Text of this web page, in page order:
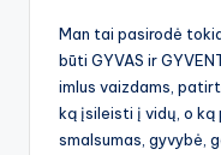
Man tai pasirodė
būti GYVAS ir
imlus vaizdams,
ką įsileisti į vidų, o
smalsumas, gyvybė,